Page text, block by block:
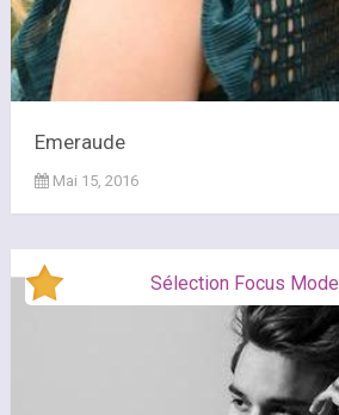
Emeraude
Mai 15, 2016
Sélection Focus Mode